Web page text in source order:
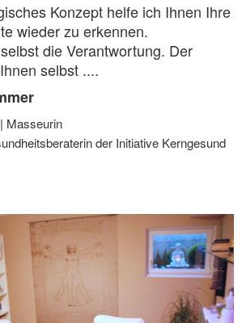
Konzept helfe ich Ihnen Ihre
wieder zu erkennen.
die Verantwortung. Der
selbst ....
Masseurin
der Initiative Kerngesund